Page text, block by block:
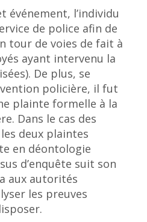
événement, l’individu
de police afin de
tour de voies de fait à
ayant intervenu la
De plus, se
policière, il fut
plainte formelle à la
Dans le cas des
deux plaintes
en déontologie
d’enquête suit son
aux autorités
les preuves